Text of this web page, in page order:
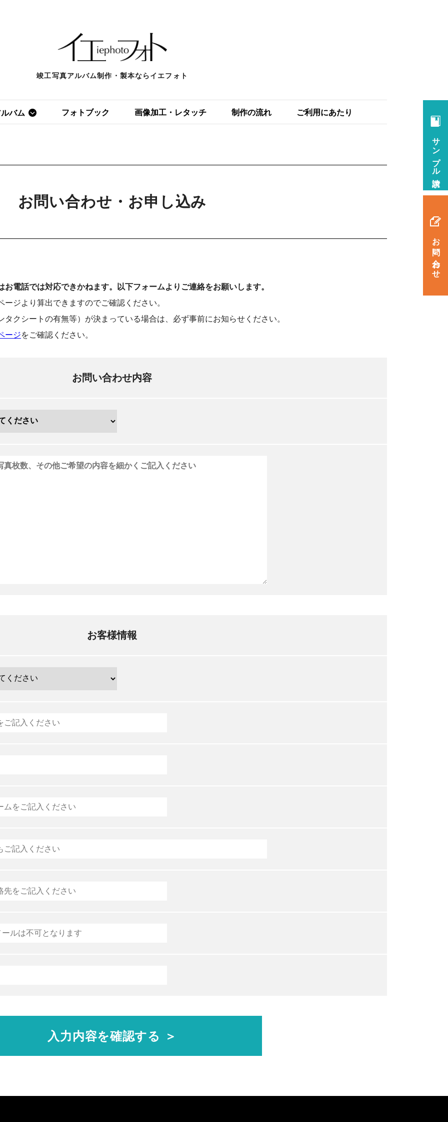
竣工写真アルバム制作・製本ならイエフォト
バム フォトブック 画像加工・レタッチ 制作の流れ ご利用にあたり
お問い合わせ・お申し込み
電話では対応できかねます。以下フォームよりご連絡をお願いします。
ージより算出できますのでご確認ください。
クシートの有無等）が決まっている場合は、必ず事前にお知らせください。
ージをご確認ください。
お問い合わせ内容
お客様情報
サンプル請求
お問い合わせ